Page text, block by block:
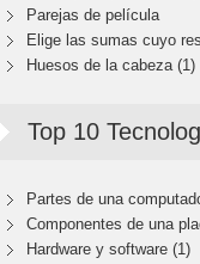
Parejas de película
Elige las sumas cuyo
Huesos de la cabeza (1)
Top 10
Partes de una
Componentes de una
Hardware y software (1)